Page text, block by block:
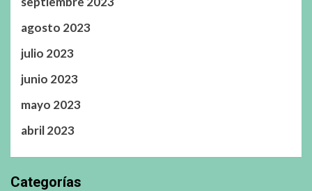
agosto 2023
julio 2023
junio 2023
mayo 2023
abril 2023
Categorías